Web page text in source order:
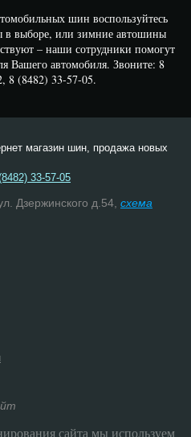
шин воспользуйтесь
выборе, или зимние автошины
– наши сотрудники помогут
Вашего автомобиля. Звоните: 8
8 (8482) 33-57-05.
магазин шин, продажа новых
33-57-05
Дзержинского д.54, схема
сайта мы используем